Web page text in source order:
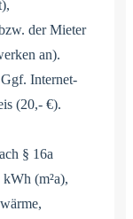
der Mieter
an).
Internet-
(20,- €).
§ 16a
(m²a),